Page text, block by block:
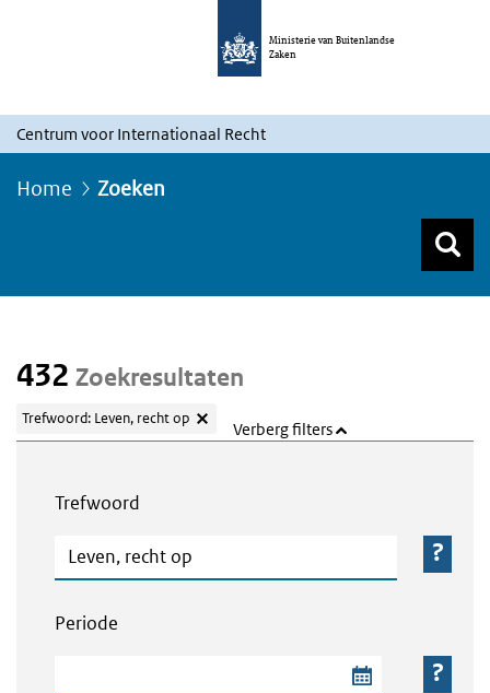
Ministerie van Buitenlandse
Zaken
Centrum voor Internationaal Recht
Home Zoeken
432 Zoekresultaten
Trefwoord: Leven, recht op
Verberg filters
Trefwoord
Trefwoord
Periode